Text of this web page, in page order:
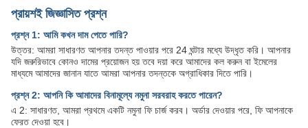
প্রায়শই জিজ্ঞাসিত প্রশ্ন
প্রশ্ন 1: আমি কখন দাম পেতে পারি?
উত্তর: আমরা সাধারণত আপনার তদন্ত পাওয়ার পরে 24 ঘন্টার মধ্যে উদ্ধৃত করি। আপনার
যদি জরুরিভাবে কোনও দামের প্রয়োজন হয় তবে দয়া করে আমাদের কল করুন বা ইমেলের
মাধ্যমে আমাদের জানান যাতে আমরা আপনার তদন্তকে অগ্রাধিকার দিতে পারি।
প্রশ্ন 2: আপনি কি আমাদের বিনামূল্যে নমুনা সরবরাহ করতে পারেন?
এ 2: সাধারণত, আমরা প্রথমে একটি নমুনা ফি চার্জ করব। অর্ডার দেওয়ার পরে, ফি আপনাকে
ফেরত দেওয়া হবে।